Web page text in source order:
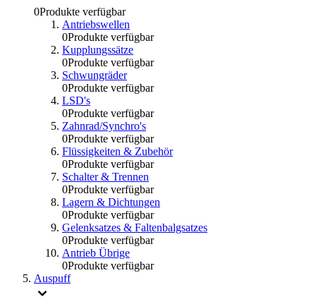
0Produkte verfügbar
Antriebswellen
0Produkte verfügbar
Kupplungssätze
0Produkte verfügbar
Schwungräder
0Produkte verfügbar
LSD's
0Produkte verfügbar
Zahnrad/Synchro's
0Produkte verfügbar
Flüssigkeiten & Zubehör
0Produkte verfügbar
Schalter & Trennen
0Produkte verfügbar
Lagern & Dichtungen
0Produkte verfügbar
Gelenksatzes & Faltenbalgsatzes
0Produkte verfügbar
Antrieb Übrige
0Produkte verfügbar
Auspuff